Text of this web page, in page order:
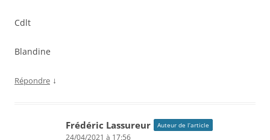
Cdlt
Blandine
Répondre ↓
Frédéric Lassureur Auteur de l’article
24/04/2021 à 17:56